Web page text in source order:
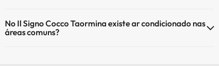
Piscina infantil (temporada verão)
No Il Signo Cocco Taormina existe ar condicionado nas
áreas comuns?